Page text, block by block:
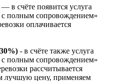
— в счёте появится услуга
с полным сопровождением»
оплачивается
- в счёте также услуга
с полным сопровождением»
рассчитывается
лучшую цену, применяем